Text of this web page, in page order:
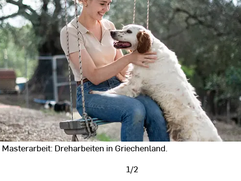
Dreharbeiten in Griechenland.
1/2